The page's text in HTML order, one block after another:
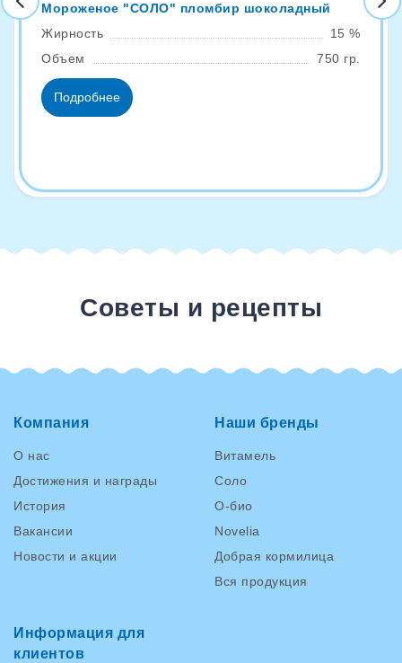
Мороженое "СОЛО" пломбир шоколадный
Жирность
15 %
Объем
750 гр.
Подробнее
Советы и рецепты
Компания
О нас
Достижения и награды
История
Вакансии
Новости и акции
Наши бренды
Витамель
Соло
О-био
Novelia
Добрая кормилица
Вся продукция
Информация для
клиентов